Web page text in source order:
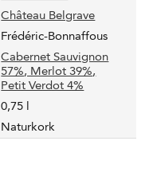
Château Belgrave
Frédéric-Bonnaffous
Cabernet Sauvignon
57%, Merlot 39%,
Petit Verdot 4%
0,75 l
Naturkork